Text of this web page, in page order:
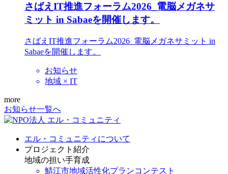
さばえIT推進フォーラム2026_電脳メガネサ
ミット in Sabaeを開催します。
さばえIT推進フォーラム2026_電脳メガネサミット in
Sabaeを開催します。
お知らせ
地域 × IT
more
お知らせ一覧へ
エル・コミュニティについて
プロジェクト紹介
地域の担い手育成
鯖江市地域活性化プランコンテスト